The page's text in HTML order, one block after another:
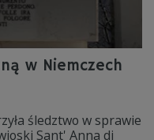
w Niemczech
śledztwo w sprawie
Sant' Anna di